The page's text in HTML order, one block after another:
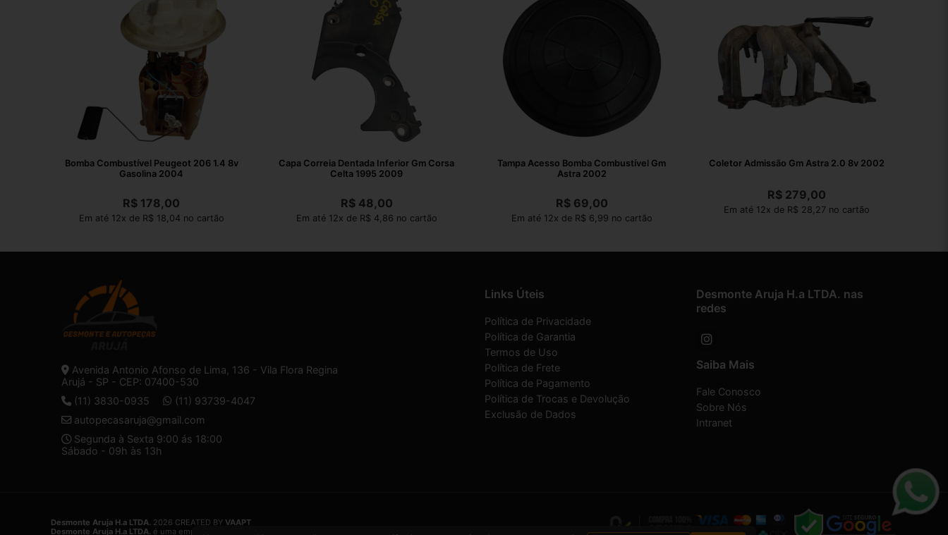
Bomba Combustível Peugeot 206 1.4 8v
Gasolina 2004
R$ 178,00
Em até 12x de R$ 18,04 no cartão
Capa Correia Dentada Inferior Gm Corsa
Celta 1995 2009
R$48,00
Em até 12x de R$ 4,86 no cartão
Tampa Acesso Bomba Combustível Gm
Astra 2002
R$69,00
Em até 12x de R$ 6,99 no cartão
Coletor Admissão Gm Astra 2.0 8v 2002
R$ 279,00
Em até 12x de R$ 28,27 no cartão
Avenida Antonio Afonso de Lima, 136 - Vila Flora Regina
Arujá - SP - CEP: 07400-530
(11) 3830-0935
(11) 93739-4047
autopecasaruja@gmail.com
Segunda à Sexta 9:00 ás 18:00
Sábado - 09h às 13h
Links Úteis
Política de Privacidade
Política de Garantia
Termos de Uso
Política de Frete
Política de Pagamento
Política de Trocas e Devolução
Exclusão de Dados
Desmonte Aruja H.a LTDA. nas
redes
Saiba Mais
Fale Conosco
Sobre Nós
Intranet
Desmonte Aruja H.a LTDA. 2026 CREATED BY VAAPT
Desmonte Aruja H.a LTDA. é uma empresa inscrita no CNPJ